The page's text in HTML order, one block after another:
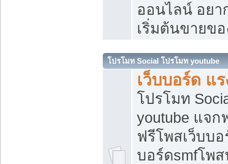
ออนไลน์ อย
เริ่มต้นขายข
โปรโมท Social โปรโมท youtube
เว็บบอร์ด แร
โปรโมท
youtube แจก
ฟรีโพสเว็บบอ
บอร์ดsmfโพ